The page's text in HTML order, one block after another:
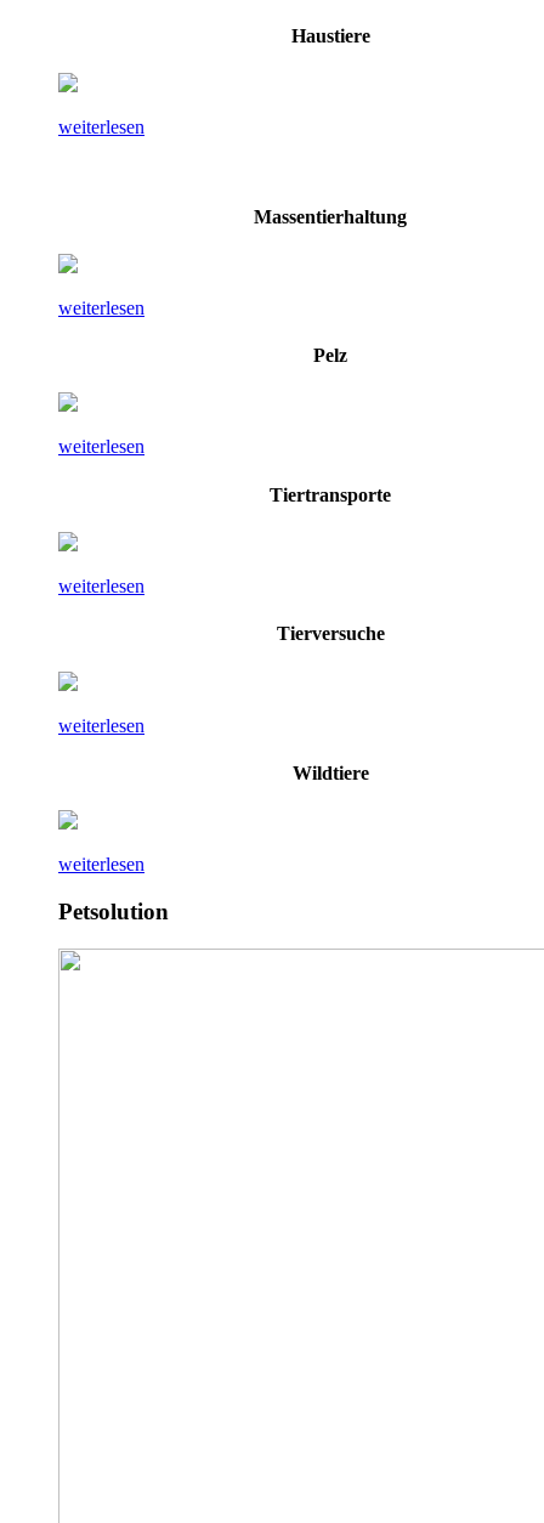
Haustiere
weiterlesen
Massentierhaltung
weiterlesen
Pelz
weiterlesen
Tiertransporte
weiterlesen
Tierversuche
weiterlesen
Wildtiere
weiterlesen
Petsolution